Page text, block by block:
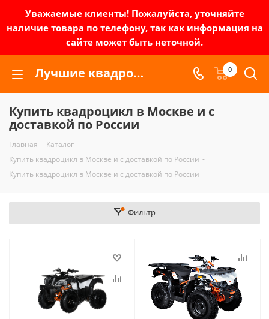
Уважаемые клиенты! Пожалуйста, уточняйте
наличие товара по телефону, так как информация на
сайте может быть неточной.
Лучшие квадроциклы 200 кубов, Mikilon, Avantis, Motax, BRO, Kayo. 0
Купить квадроцикл в Москве и с
доставкой по России
Главная - Каталог -
Купить квадроцикл в Москве и с доставкой по России -
Купить квадроцикл в Москве и с доставкой по России
Фильтр